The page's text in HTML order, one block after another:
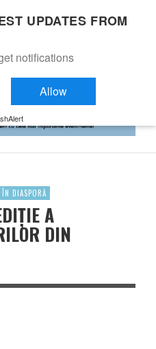
DIASPORĂ
A
DIN
UPDATES FROM
notifications
Allow